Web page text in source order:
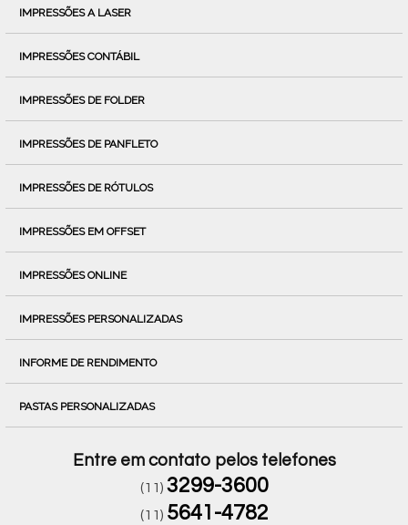
IMPRESSÕES A LASER
IMPRESSÕES CONTÁBIL
IMPRESSÕES DE FOLDER
IMPRESSÕES DE PANFLETO
IMPRESSÕES DE RÓTULOS
IMPRESSÕES EM OFFSET
IMPRESSÕES ONLINE
IMPRESSÕES PERSONALIZADAS
INFORME DE RENDIMENTO
PASTAS PERSONALIZADAS
Entre em contato pelos telefones
(11) 3299-3600
(11) 5641-4782